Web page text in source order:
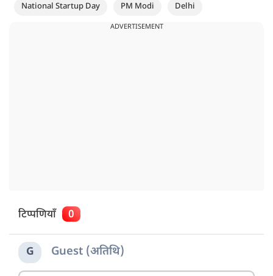
National Startup Day
PM Modi Delhi
ADVERTISEMENT
टिप्पणियाँ 0
G Guest (अतिथि)